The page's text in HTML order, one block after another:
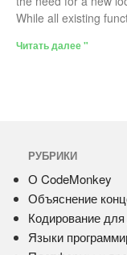
While all existing
Читать далее "
РУБРИКИ
О CodeMonkey
Объяснение
Кодирование
Языки